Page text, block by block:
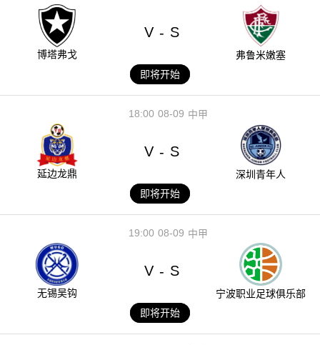
博塔弗戈
V - S
弗鲁米嫩塞
即将开始
08-09
18:00 中甲
延边龙鼎
V - S
深圳青年人
即将开始
08-09
19:00 中甲
无锡吴钩
V - S
宁波职业足球俱乐部
即将开始